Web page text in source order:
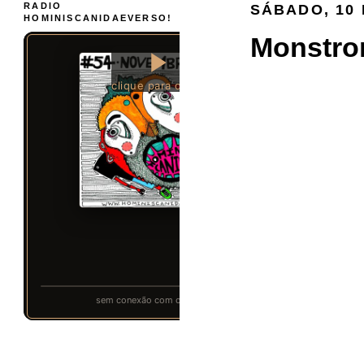
SÁBADO, 10
RADIO
HOMINISCANIDAEVERSO!